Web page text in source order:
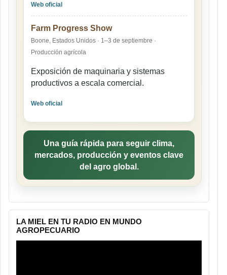
Web oficial
Farm Progress Show
Boone, Estados Unidos · 1–3 de septiembre ·
Producción agrícola
Exposición de maquinaria y sistemas
productivos a escala comercial.
Web oficial
Una guía rápida para seguir clima,
mercados, producción y eventos clave
del agro global.
LA MIEL EN TU RADIO EN MUNDO
AGROPECUARIO